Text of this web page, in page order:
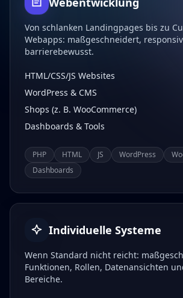
Von schlanken Landingpages bis zu
Webapps: maßgeschneidert,
barrierebewusst.
HTML/CSS/JS Websites
WordPress & CMS
Shops (z. B. WooCommerce)
Dashboards & Tools
PHP HTML JS WordPress
Dashboards
Individuelle Systeme
Wenn Standard nicht reicht:
Funktionen, Rollen, Datenansichten
Bereiche.